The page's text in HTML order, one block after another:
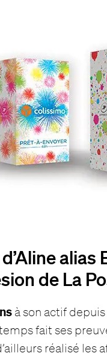
alias
de La
à son actif
fait ses
réalisé